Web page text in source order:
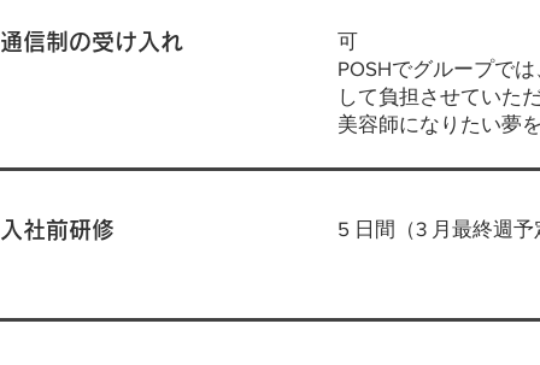
通信制の受け入れ
可
POSHでグループで
して負担させていた
美容師になりたい夢
入社前研修 5 日間（3 月最終週予